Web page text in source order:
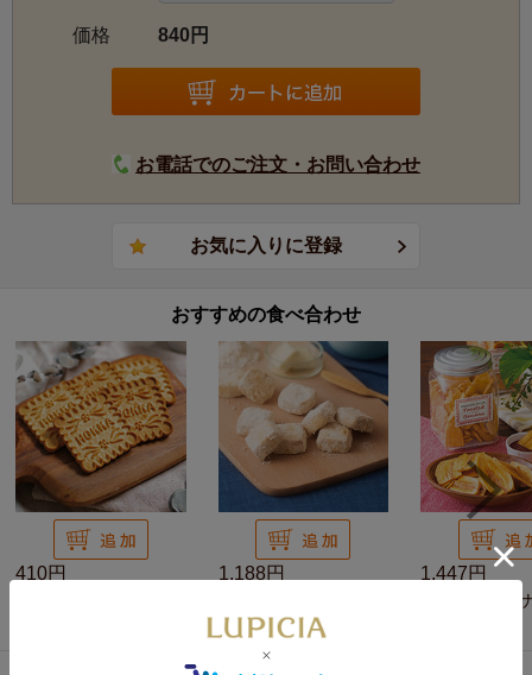
価格 840円
お電話でのご注文・お問い合わせ
おすすめの食べ合わせ
410円 1,188円
2個
1,447円
トーストバナ